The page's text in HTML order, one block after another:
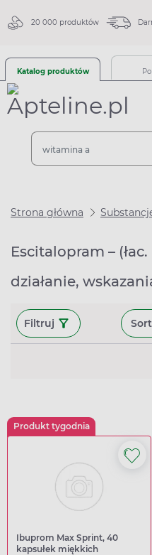
20 000 produktów
Katalog produktów
Strona główna
Escitalopram –
działanie,
Filtruj
Produkt tygodnia
Ibuprom Max Sprint, 40
kapsułek miękkich